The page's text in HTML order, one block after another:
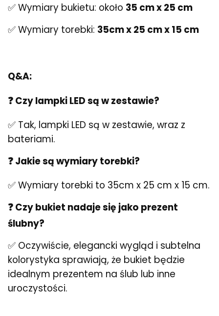
✅ Wymiary bukietu: około 35 cm x 25 cm
✅ Wymiary torebki: 35cm x 25 cm x 15 cm
Q&A:
❓ Czy lampki LED są w zestawie?
✅ Tak, lampki LED są w zestawie, wraz z
bateriami.
❓ Jakie są wymiary torebki?
✅ Wymiary torebki to 35cm x 25 cm x 15 cm.
❓ Czy bukiet nadaje się jako prezent
ślubny?
✅ Oczywiście, elegancki wygląd i subtelna
kolorystyka sprawiają, że bukiet będzie
idealnym prezentem na ślub lub inne
uroczystości.